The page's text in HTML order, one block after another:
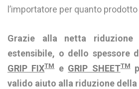
l’importatore per quanto
Grazie alla netta riduzione
estensibile, o dello spessore
GRIP FIXTMe GRIP SHEETTM
valido aiuto alla riduzione della